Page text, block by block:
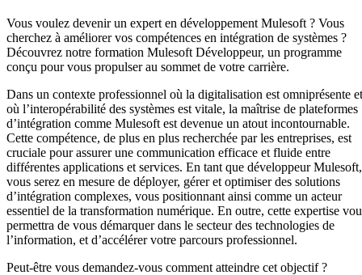
Vous voulez devenir un expert en développement Mulesoft ? Vous
cherchez à améliorer vos compétences en intégration de systèmes ?
Découvrez notre formation Mulesoft Développeur, un programme
conçu pour vous propulser au sommet de votre carrière.
Dans un contexte professionnel où la digitalisation est omniprésente et
où l’interopérabilité des systèmes est vitale, la maîtrise de plateformes
d’intégration comme Mulesoft est devenue un atout incontournable.
Cette compétence, de plus en plus recherchée par les entreprises, est
cruciale pour assurer une communication efficace et fluide entre
différentes applications et services. En tant que développeur Mulesoft,
vous serez en mesure de déployer, gérer et optimiser des solutions
d’intégration complexes, vous positionnant ainsi comme un acteur
essentiel de la transformation numérique. En outre, cette expertise
permettra de vous démarquer dans le secteur des technologies de
l’information, et d’accélérer votre parcours professionnel.
Peut-être vous demandez-vous comment atteindre cet objectif ?